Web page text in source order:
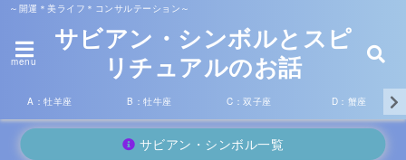
～開運＊美ライフ＊コンサルテーション～
menu
サビアン・シンボルとスピ
リチュアルのお話
A：牡羊座 B：牡牛座 C：双子座 D：蟹座
サビアン・シンボル一覧